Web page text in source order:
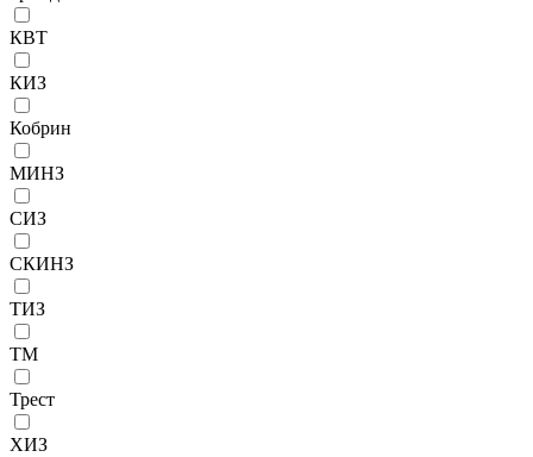
КВТ
КИЗ
Кобрин
МИНЗ
СИЗ
СКИНЗ
ТИЗ
ТМ
Трест
ХИЗ